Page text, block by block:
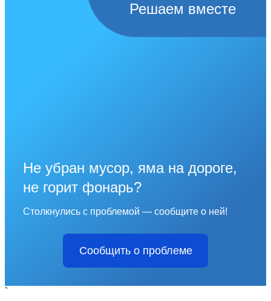
Решаем вместе
Не убран мусор, яма на дороге,
не горит фонарь?
Столкнулись с проблемой — сообщите о ней!
Сообщить о проблеме
`